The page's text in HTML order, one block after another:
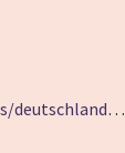
https://www.maritim.de/de/hotels/deutschland/hotel-muenchen/unser-hotel